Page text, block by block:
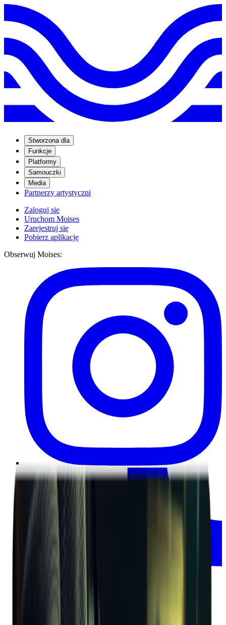
Stworzona dla
Funkcje
Platformy
Samouczki
Media
Partnerzy artystyczni
Zaloguj sie
Uruchom Moises
Zarejestruj się
Pobierz aplikację
Obserwuj Moises: